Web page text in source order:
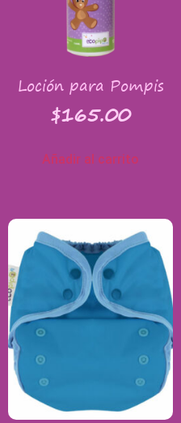
Loción para Pompis
$165.00
Añadir al carrito